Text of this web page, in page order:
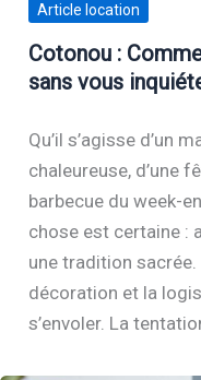
Article location
Cotonou :
sans vous
Qu’il s’agisse d’un
chaleureuse, d’une
barbecue du week-
chose est certaine :
une tradition
décoration et la
s’envoler. La